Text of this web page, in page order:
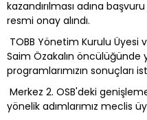
kazandırılması adına
resmi onay alındı.
TOBB Yönetim Kurulu Üyesi
Saim Özakalın öncülüğünde
programlarımızın sonuçları
Merkez 2. OSB'deki
yönelik adımlarımız meclis